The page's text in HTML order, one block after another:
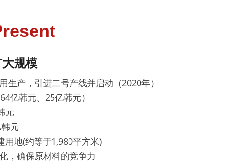
规模
生产，引进二号产线并启动（2020年）
亿韩元、25亿韩元）
元
元
用地(约等于1,980平方米)
，确保原材料的竞争力